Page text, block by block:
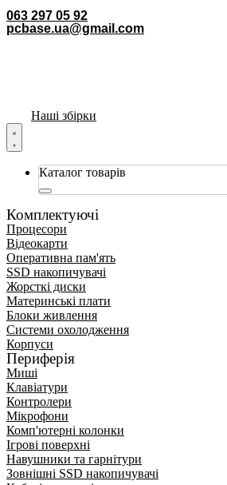
063 297 05 92
pcbase.ua@gmail.com
Наші збірки
Каталог товарів
Комплектуючі
Процесори
Відеокарти
Оперативна пам'ять
SSD накопичувачі
Жорсткі диски
Материнські плати
Блоки живлення
Системи охолодження
Корпуси
Периферія
Миші
Клавіатури
Контролери
Мікрофони
Комп'ютерні колонки
Ігрові поверхні
Навушники та гарнітури
Зовнішні SSD накопичувачі